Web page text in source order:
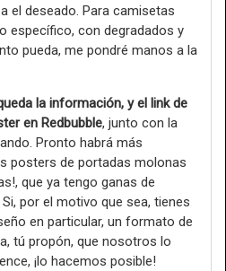
el deseado. Para camisetas
específico, con degradados y
pueda, me pondré manos a la
la información, y el link de
en Redbubble, junto con la
Pronto habrá más
posters de portadas molonas
que ya tengo ganas de
por el motivo que sea, tienes
en particular, un formato de
tú propón, que nosotros lo
¡lo hacemos posible!